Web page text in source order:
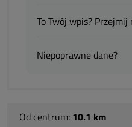
To Twój wpis?
Niepoprawne dane?
Od centrum: 10.1 km